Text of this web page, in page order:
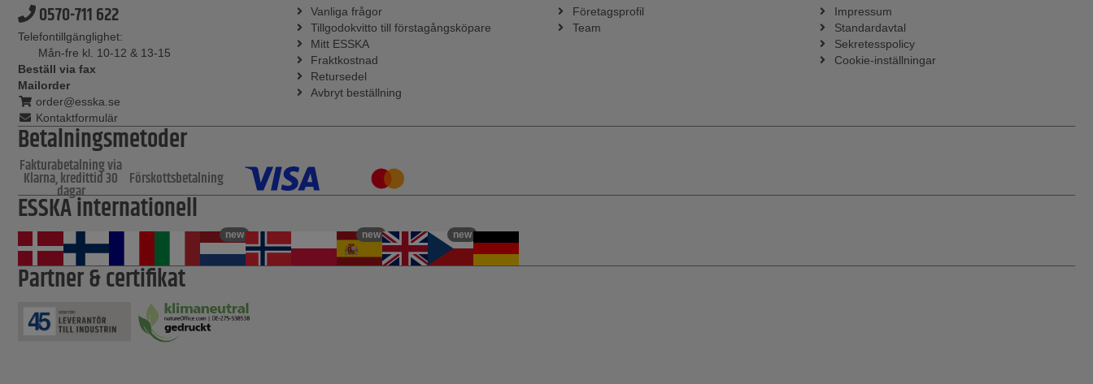
0570-711 622
Telefontillgänglighet:
Mån-fre kl. 10-12 & 13-15
Beställ via fax
Mailorder
order@esska.se
Kontaktformulär
Vanliga frågor
Tillgodokvitto till förstagångsköpare
Mitt ESSKA
Fraktkostnad
Retursedel
Avbryt beställning
Företagsprofil
Team
Impressum
Standardavtal
Sekretesspolicy
Cookie-inställningar
Betalningsmetoder
Fakturabetalning via
Klarna, kredittid 30
dagar
Förskottsbetalning
ESSKA internationell
new new new
Partner & certifikat